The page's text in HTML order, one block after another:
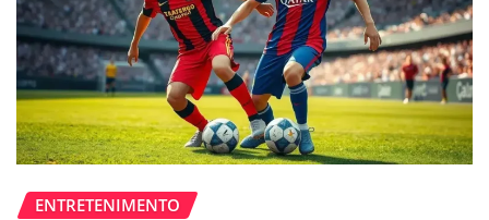
ENTRETENIMENTO